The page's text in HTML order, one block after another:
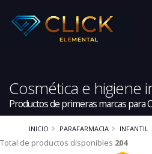
Cosmética e higiene
Productos de primeras marcas para
INICIO PARAFARMACIA INFANTIL
Total de productos disponibles 204